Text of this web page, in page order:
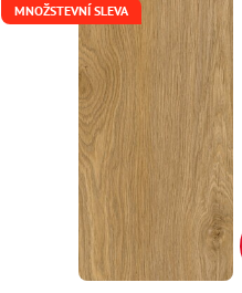
MNOŽSTEVNÍ SLEVA